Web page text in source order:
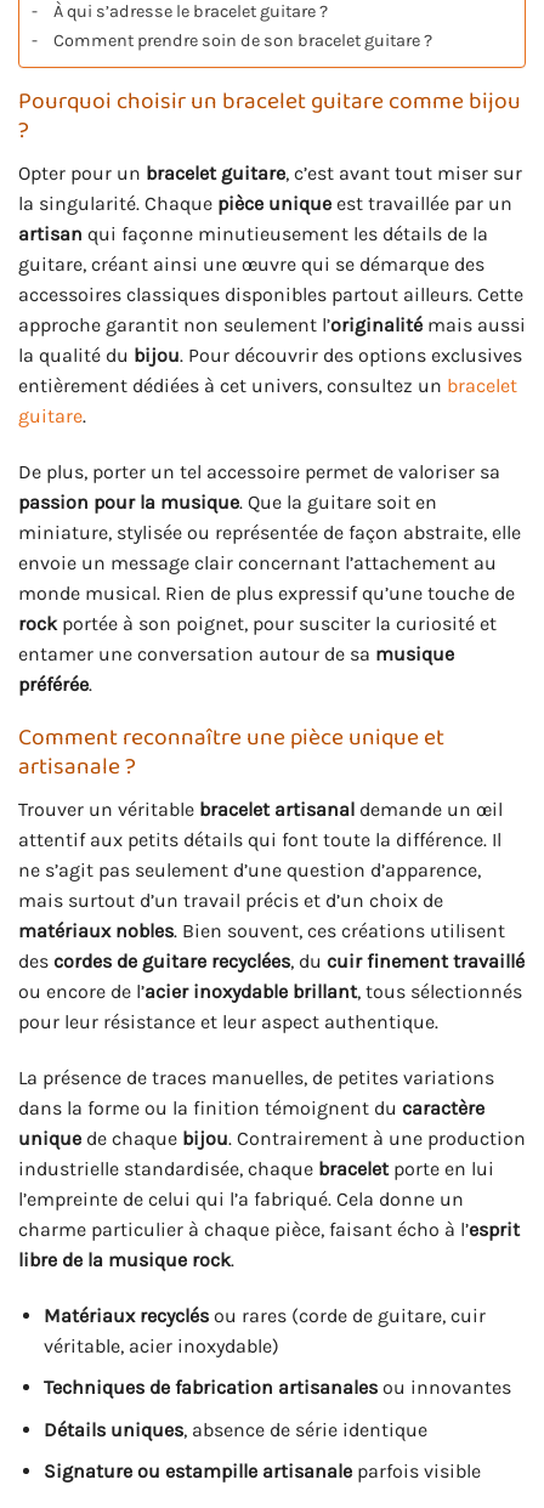
À qui s’adresse le bracelet guitare ?
Comment prendre soin de son bracelet guitare ?
Pourquoi choisir un bracelet guitare comme bijou
?
Opter pour un bracelet guitare, c’est avant tout miser sur
la singularité. Chaque pièce unique est travaillée par un
artisan qui façonne minutieusement les détails de la
guitare, créant ainsi une œuvre qui se démarque des
accessoires classiques disponibles partout ailleurs. Cette
approche garantit non seulement l’originalité mais aussi
la qualité du bijou. Pour découvrir des options exclusives
entièrement dédiées à cet univers, consultez un bracelet
guitare.
De plus, porter un tel accessoire permet de valoriser sa
passion pour la musique. Que la guitare soit en
miniature, stylisée ou représentée de façon abstraite, elle
envoie un message clair concernant l’attachement au
monde musical. Rien de plus expressif qu’une touche de
rockportée à son poignet, pour susciter la curiosité et
entamer une conversation autour de sa musique
préférée.
Comment reconnaître une pièce unique et
artisanale ?
Trouver un véritable bracelet artisanal demande un œil
attentif aux petits détails qui font toute la différence. Il
ne s’agit pas seulement d’une question d’apparence,
mais surtout d’un travail précis et d’un choix de
matériaux nobles. Bien souvent, ces créations utilisent
des cordes de guitare recyclées, du cuir finement travaillé
ou encore de l’acier inoxydable brillant, tous sélectionnés
pour leur résistance et leur aspect authentique.
La présence de traces manuelles, de petites variations
dans la forme ou la finition témoignent du caractère
unique de chaque bijou. Contrairement à une production
industrielle standardisée, chaque braceletporte en lui
l’empreinte de celui qui l’a fabriqué. Cela donne un
charme particulier à chaque pièce, faisant écho à l’esprit
libre de la musique rock.
Matériaux recyclésou rares (corde de guitare, cuir
véritable, acier inoxydable)
Techniques de fabrication artisanalesou innovantes
Détails uniques, absence de série identique
Signature ou estampille artisanaleparfois visible